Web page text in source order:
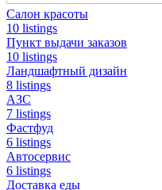
Салон красоты
10 listings
Пункт выдачи заказов
10 listings
Ландшафтный дизайн
8 listings
АЗС
7 listings
Фастфуд
6 listings
Автосервис
6 listings
Доставка еды